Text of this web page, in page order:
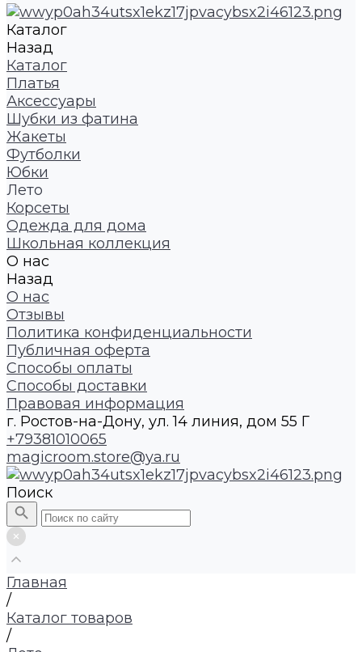
Каталог
Назад
Каталог
Платья
Аксессуары
Шубки из фатина
Жакеты
Футболки
Юбки
Лето
Корсеты
Одежда для дома
Школьная коллекция
О нас
Назад
О нас
Отзывы
Политика конфиденциальности
Публичная оферта
Способы оплаты
Способы доставки
Правовая информация
г. Ростов-на-Дону, ул. 14 линия, дом 55 Г
+79381010065
magicroom.store@ya.ru
Поиск
Главная
/
Каталог товаров
/